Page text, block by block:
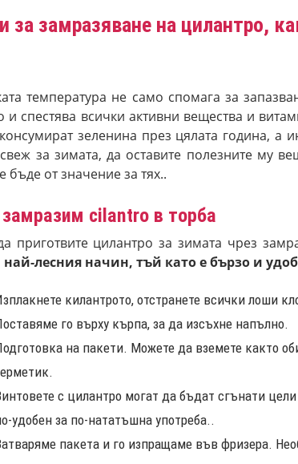
за замразяване на цилантро,
температура не само спомага за
и спестява всички активни вещества и
зеленина през цялата година, а
за зимата, да оставите полезните му
бъде от значение за тях..
cilantro в торба
приготвите цилантро за зимата чрез
най-лесния начин, тъй като е бързо и
килантрото, отстранете всички лоши
го върху кърпа, за да изсъхне напълно.
на пакети. Можете да вземете както
с цилантро могат да бъдат сгънати
удобен за по-нататъшна употреба..
пакета и го изпращаме във фризера.